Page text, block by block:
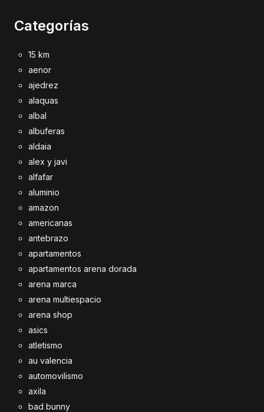
Categorías
15 km
aenor
ajedrez
alaquas
albal
albuferas
aldaia
alex y javi
alfafar
aluminio
amazon
americanas
antebrazo
apartamentos
apartamentos arena dorada
arena marca
arena multiespacio
arena shop
asics
atletismo
au valencia
automovilismo
axila
bad bunny